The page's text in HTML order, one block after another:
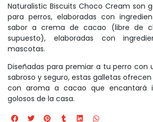
Naturalistic Biscuits Choco Cream son
para perros, elaboradas con
sabor a crema de cacao (libre de
supuesto), elaboradas con
mascotas.
Diseñadas para premiar a tu perro con
sabroso y seguro, estas galletas
con aroma a cacao que encantará
golosos de la casa.